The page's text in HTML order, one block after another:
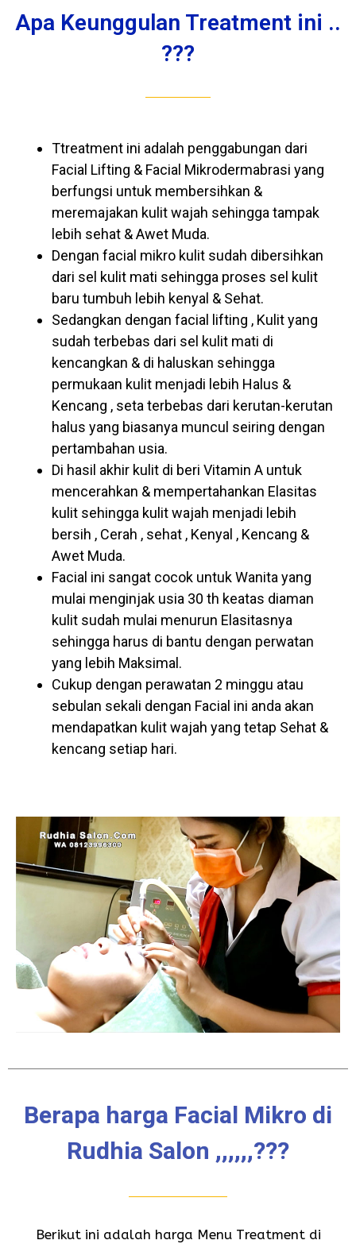
Apa Keunggulan Treatment ini ..
???
Ttreatment ini adalah penggabungan dari
Facial Lifting & Facial Mikrodermabrasi yang
berfungsi untuk membersihkan &
meremajakan kulit wajah sehingga tampak
lebih sehat & Awet Muda.
Dengan facial mikro kulit sudah dibersihkan
dari sel kulit mati sehingga proses sel kulit
baru tumbuh lebih kenyal & Sehat.
Sedangkan dengan facial lifting , Kulit yang
sudah terbebas dari sel kulit mati di
kencangkan & di haluskan sehingga
permukaan kulit menjadi lebih Halus &
Kencang , seta terbebas dari kerutan-kerutan
halus yang biasanya muncul seiring dengan
pertambahan usia.
Di hasil akhir kulit di beri Vitamin A untuk
mencerahkan & mempertahankan Elasitas
kulit sehingga kulit wajah menjadi lebih
bersih , Cerah , sehat , Kenyal , Kencang &
Awet Muda.
Facial ini sangat cocok untuk Wanita yang
mulai menginjak usia 30 th keatas diaman
kulit sudah mulai menurun Elasitasnya
sehingga harus di bantu dengan perwatan
yang lebih Maksimal.
Cukup dengan perawatan 2 minggu atau
sebulan sekali dengan Facial ini anda akan
mendapatkan kulit wajah yang tetap Sehat &
kencang setiap hari.
Berapa harga Facial Mikro di
Rudhia Salon ,,,,,,???
Berikut ini adalah harga Menu Treatment di